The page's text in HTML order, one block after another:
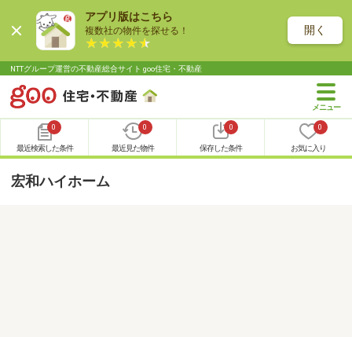
アプリ版はこちら
複数社の物件を探せる！ 開く
NTTグループ運営の不動産総合サイト goo住宅・不動産
0
最近検索した条件
0
最近見た物件
0
保存した条件
0
お気に入り
宏和ハイホーム